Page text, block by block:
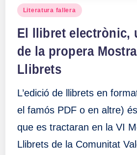
Publicado
Literatura fallera
El llibret electrònic,
de la propera
Llibrets
L’edició de llibrets en
el famós PDF o en altre)
que es tractaran en la VI
Llibrets de la Comunitat